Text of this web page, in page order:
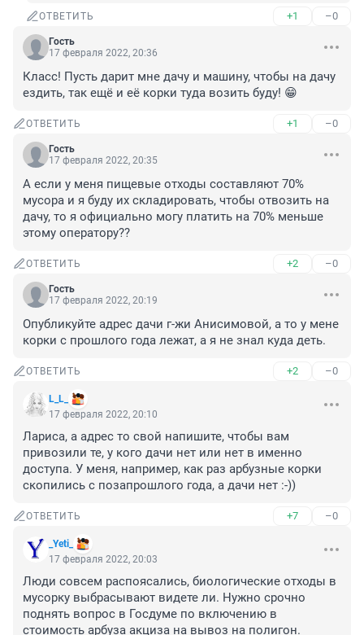
ОТВЕТИТЬ +1 –0
Гость
17 февраля 2022, 20:36
Класс! Пусть дарит мне дачу и машину, чтобы на дачу
ездить, так ещё и её корки туда возить буду! 😁
ОТВЕТИТЬ +1 –0
Гость
17 февраля 2022, 20:35
А если у меня пищевые отходы составляют 70%
мусора и я буду их складировать, чтобы отвозить на
дачу, то я официально могу платить на 70% меньше
этому оператору??
ОТВЕТИТЬ +2 –0
Гость
17 февраля 2022, 20:19
Опубликуйте адрес дачи г-жи Анисимовой, а то у мене
корки с прошлого года лежат, а я не знал куда деть.
ОТВЕТИТЬ +2 –0
L_L_
17 февраля 2022, 20:10
Лариса, а адрес то свой напишите, чтобы вам
привозили те, у кого дачи нет или нет в именно
доступа. У меня, например, как раз арбузные корки
скопились с позапрошлого года, а дачи нет :-))
ОТВЕТИТЬ +7 –0
_Yeti_
17 февраля 2022, 20:03
Люди совсем распоясались, биологические отходы в
мусорку выбрасывают видете ли. Нужно срочно
поднять вопрос в Госдуме по включению в
стоимость арбуза акциза на вывоз на полигон.